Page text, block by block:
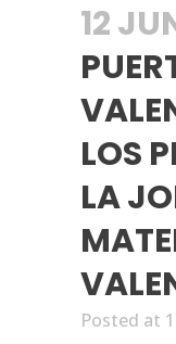
12
LOS
LA
Posted at